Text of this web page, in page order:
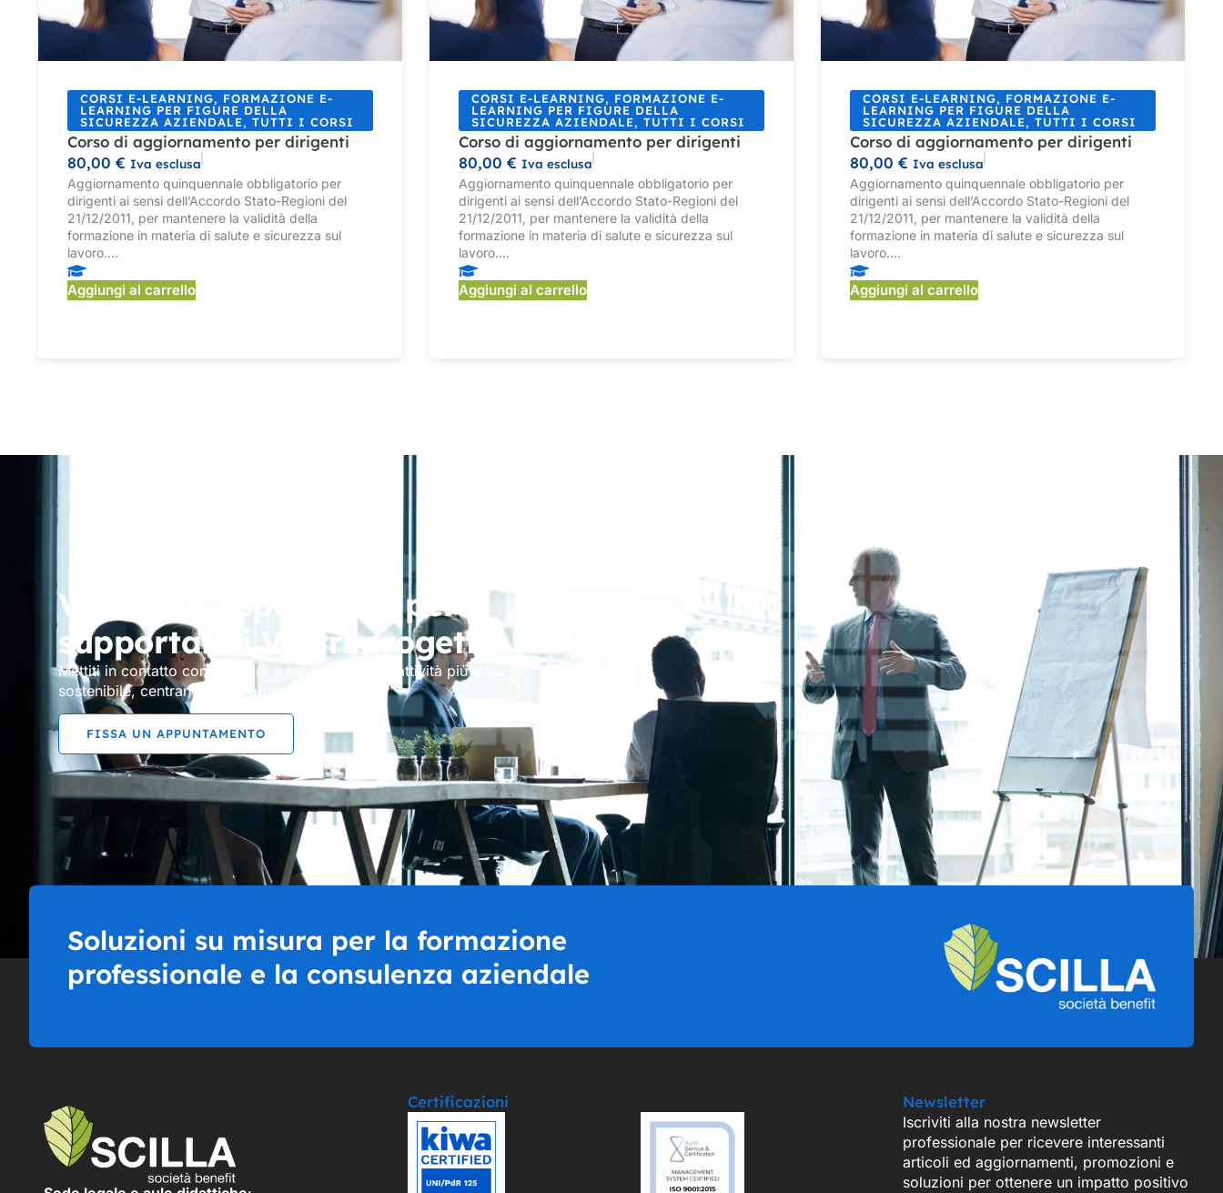
CORSI E-LEARNING, FORMAZIONE E-
LEARNING PER FIGURE DELLA
SICUREZZA AZIENDALE, TUTTI I CORSI
Corso di aggiornamento per dirigenti
80,00 € Iva esclusa
Aggiornamento quinquennale obbligatorio per
dirigenti ai sensi dell’Accordo Stato-Regioni del
21/12/2011, per mantenere la validità della
formazione in materia di salute e sicurezza sul
lavoro....
Aggiungi al carrello
CORSI E-LEARNING, FORMAZIONE E-
LEARNING PER FIGURE DELLA
SICUREZZA AZIENDALE, TUTTI I CORSI
Corso di aggiornamento per dirigenti
80,00 € Iva esclusa
Aggiornamento quinquennale obbligatorio per
dirigenti ai sensi dell’Accordo Stato-Regioni del
21/12/2011, per mantenere la validità della
formazione in materia di salute e sicurezza sul
lavoro....
Aggiungi al carrello
CORSI E-LEARNING, FORMAZIONE E-
LEARNING PER FIGURE DELLA
SICUREZZA AZIENDALE, TUTTI I CORSI
Corso di aggiornamento per dirigenti
80,00 € Iva esclusa
Aggiornamento quinquennale obbligatorio per
dirigenti ai sensi dell’Accordo Stato-Regioni del
21/12/2011, per mantenere la validità della
formazione in materia di salute e sicurezza sul
lavoro....
Aggiungi al carrello
Vi stiamo aspettando per
supportare i Vostri progetti
Mettiti in contatto con noi oggi e rendiamo la tua attività più etica e
sostenibile, centrando ogni obiettivo.
FISSA UN APPUNTAMENTO
Soluzioni su misura per la formazione
professionale e la consulenza aziendale
Certificazioni Newsletter
Iscriviti alla nostra newsletter
professionale per ricevere interessanti
articoli ed aggiornamenti, promozioni e
soluzioni per ottenere un impatto positivo